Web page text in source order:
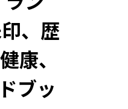
、歴
康、
ブッ